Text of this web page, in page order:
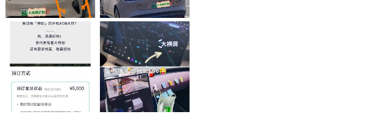
动感了。
🛋️ 内饰舒适度大提升
💺座椅加宽：靠背缝线优化，支撑性更强，长途驾驶更舒适。
📱横屏+HUD：终于等来大横屏+HUD了，操作更顺手，科技感拉满。
🖲神玑芯片：ET9已经上车的神玑自研智驾芯片算力飙升，高阶智驾体验更